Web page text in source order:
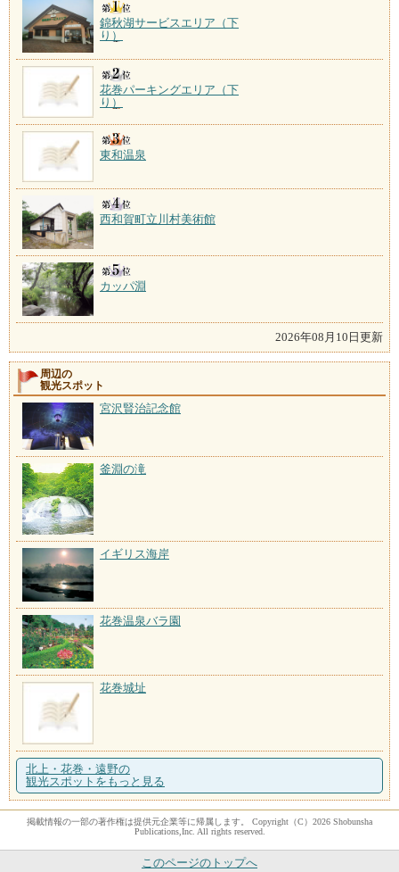
錦秋湖サービスエリア（下
り）
花巻パーキングエリア（下
り）
東和温泉
西和賀町立川村美術館
カッパ淵
2026年08月10日更新
周辺の
観光スポット
宮沢賢治記念館
釜淵の滝
イギリス海岸
花巻温泉バラ園
花巻城址
北上・花巻・遠野の
観光スポットをもっと見る
掲載情報の一部の著作権は提供元企業等に帰属します。 Copyright（C）2026 Shobunsha
Publications,Inc. All rights reserved.
このページのトップへ